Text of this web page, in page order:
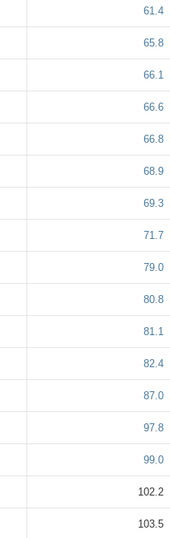
61.4
65.8
66.1
66.6
66.8
68.9
69.3
71.7
79.0
80.8
81.1
82.4
87.0
97.8
99.0
102.2
103.5